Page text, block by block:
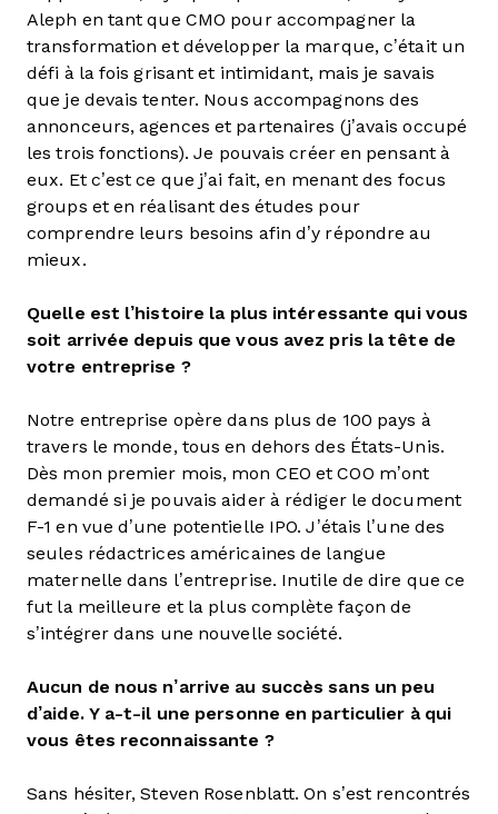
Aleph en tant que CMO pour accompagner la
transformation et développer la marque, c’était un
défi à la fois grisant et intimidant, mais je savais
que je devais tenter. Nous accompagnons des
annonceurs, agences et partenaires (j’avais occupé
les trois fonctions). Je pouvais créer en pensant à
eux. Et c’est ce que j’ai fait, en menant des focus
groups et en réalisant des études pour
comprendre leurs besoins afin d’y répondre au
mieux.
Quelle est l’histoire la plus intéressante qui vous
soit arrivée depuis que vous avez pris la tête de
votre entreprise ?
Notre entreprise opère dans plus de 100 pays à
travers le monde, tous en dehors des États-Unis.
Dès mon premier mois, mon CEO et COO m’ont
demandé si je pouvais aider à rédiger le document
F-1 en vue d’une potentielle IPO. J’étais l’une des
seules rédactrices américaines de langue
maternelle dans l’entreprise. Inutile de dire que ce
fut la meilleure et la plus complète façon de
s’intégrer dans une nouvelle société.
Aucun de nous n’arrive au succès sans un peu
d’aide. Y a-t-il une personne en particulier à qui
vous êtes reconnaissante ?
Sans hésiter, Steven Rosenblatt. On s’est rencontrés